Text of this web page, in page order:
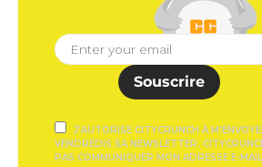
Souscrire
J'AUTORISE CITYCRUNCH À
VENDREDIS SA NEWSLETTER.
PAS COMMUNIQUER MON ADRESSE E-